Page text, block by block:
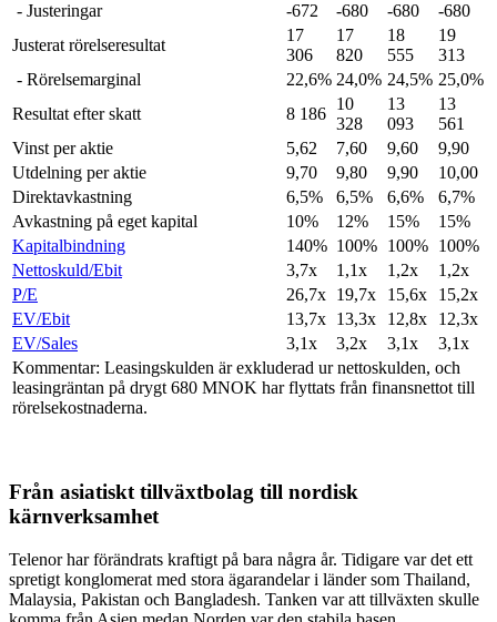
- Justeringar
-672 -680 -680
-680
Justerat rörelseresultat
17
306
17
820
18
555
19
313
- Rörelsemarginal
22,6% 24,0% 24,5% 25,0%
Resultat efter skatt
8 186
10
328
13
093
13
561
Vinst per aktie
5,62 7,60 9,60
9,90
Utdelning per aktie
9,70 9,80 9,90
10,00
Direktavkastning
6,5% 6,5% 6,6%
6,7%
Avkastning på eget kapital
10% 12% 15%
15%
Kapitalbindning
140% 100% 100% 100%
Nettoskuld/Ebit
3,7x 1,1x 1,2x
1,2x
P/E
26,7x 19,7x 15,6x
15,2x
EV/Ebit
13,7x 13,3x 12,8x
12,3x
EV/Sales
3,1x 3,2x 3,1x
3,1x
Kommentar: Leasingskulden är exkluderad ur nettoskulden, och
leasingräntan på drygt 680 MNOK har flyttats från finansnettot till
rörelsekostnaderna.
Från asiatiskt tillväxtbolag till nordisk
kärnverksamhet
Telenor har förändrats kraftigt på bara några år. Tidigare var det ett
spretigt konglomerat med stora ägarandelar i länder som Thailand,
Malaysia, Pakistan och Bangladesh. Tanken var att tillväxten skulle